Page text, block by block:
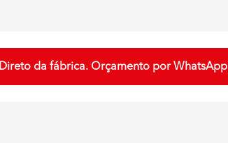
Direto da fábrica. Orçamento por WhatsApp